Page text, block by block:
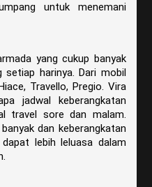
untuk menemani
yang cukup banyak
setiap harinya. Dari mobil
Travello, Pregio. Vira
jadwal keberangkatan
travel sore dan malam.
dan keberangkatan
lebih leluasa dalam